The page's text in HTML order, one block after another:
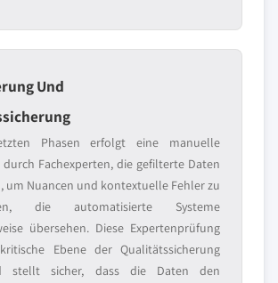
Und
Phasen erfolgt eine manuelle
durch Fachexperten, die gefilterte Daten
um Nuancen und kontextuelle Fehler zu
die automatisierte Systeme
übersehen. Diese Expertenprüfung
Ebene der Qualitätssicherung
stellt sicher, dass die Daten den